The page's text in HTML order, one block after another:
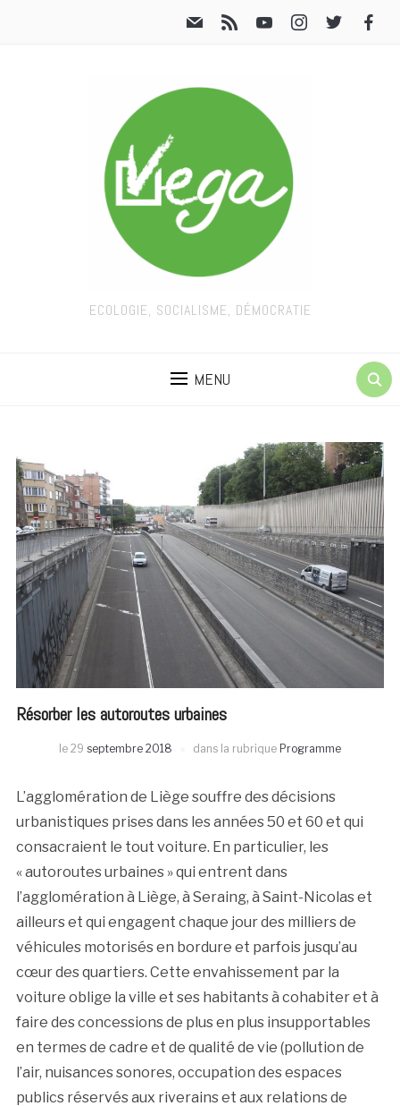
ECOLOGIE, SOCIALISME, DÉMOCRATIE
MENU
Résorber les autoroutes urbaines
le 29 septembre 2018 dans la rubrique Programme
L’agglomération de Liège souffre des décisions
urbanistiques prises dans les années 50 et 60 et qui
consacraient le tout voiture. En particulier, les
« autoroutes urbaines » qui entrent dans
l’agglomération à Liège, à Seraing, à Saint-Nicolas et
ailleurs et qui engagent chaque jour des milliers de
véhicules motorisés en bordure et parfois jusqu’au
cœur des quartiers. Cette envahissement par la
voiture oblige la ville et ses habitants à cohabiter et à
faire des concessions de plus en plus insupportables
en termes de cadre et de qualité de vie (pollution de
l’air, nuisances sonores, occupation des espaces
publics réservés aux riverains et aux relations de